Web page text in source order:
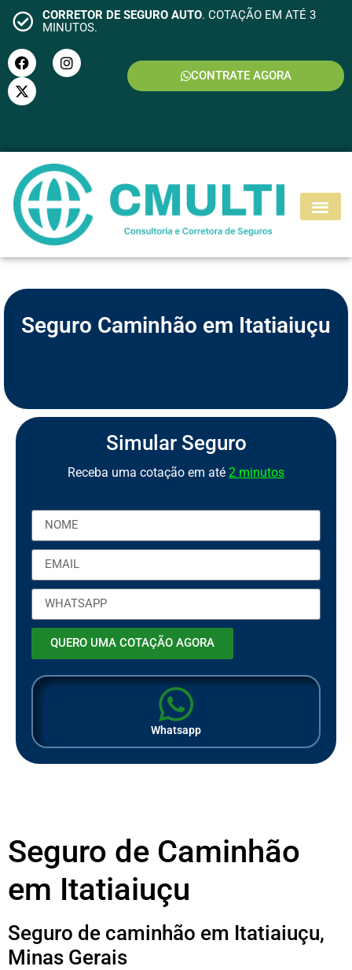
CORRETOR DE SEGURO AUTO. COTAÇÃO EM ATÉ 3
MINUTOS.
CONTRATE AGORA
SEGURO MOTO
Seguro Caminhão em Itatiaiuçu
Simular Seguro
Receba uma cotação em até 2 minutos
QUERO UMA COTAÇÃO AGORA
Whatsapp
Seguro de Caminhão
em Itatiaiuçu
Seguro de caminhão em Itatiaiuçu,
Minas Gerais